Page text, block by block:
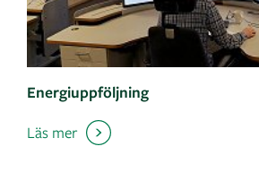
Energiuppföljning
Läs mer